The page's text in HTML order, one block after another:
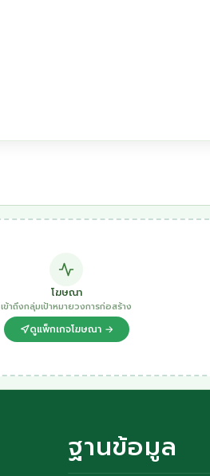
โฆษณา
เข้าถึงกลุ่มเป้าหมายวงการก่อสร้าง
ดูแพ็กเกจโฆษณา →
ฐานข้อมูล